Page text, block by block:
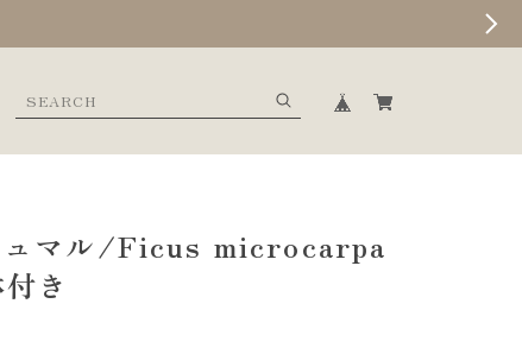
ュマル/Ficus microcarpa
き